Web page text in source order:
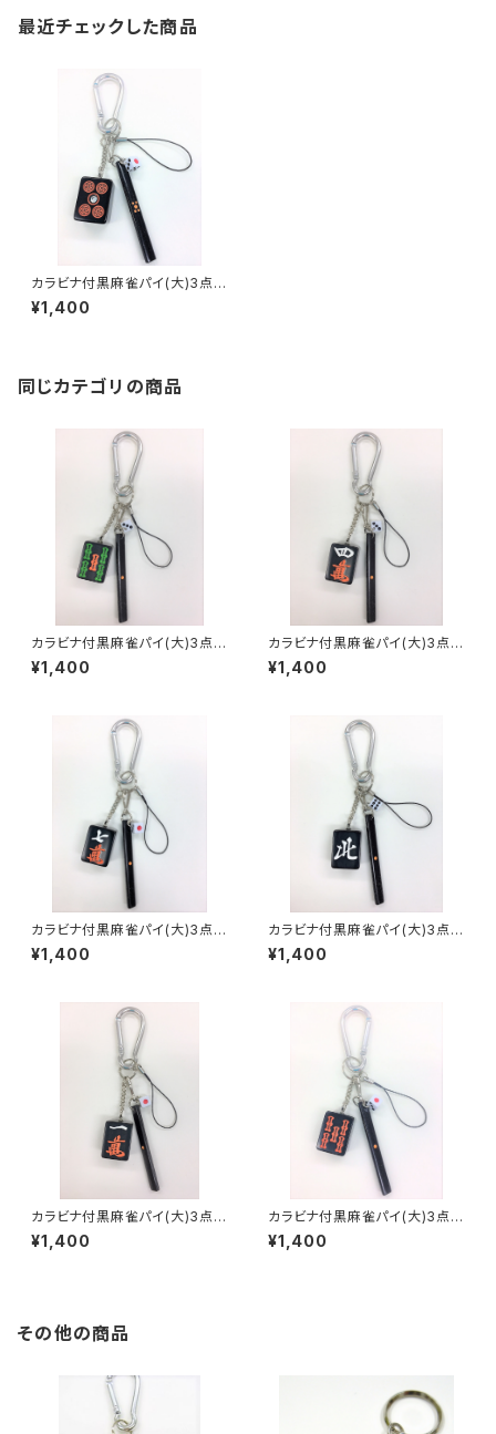
最近チェックした商品
カラビナ付黒麻雀パイ(大)3点セ
ット キーホルダー【赤ウーピン】
¥1,400
同じカテゴリの商品
カラビナ付黒麻雀パイ(大)3点セ
ット キーホルダー【ウーソー】
¥1,400
カラビナ付黒麻雀パイ(大)3点セ
ット キーホルダー【スーマン】
¥1,400
カラビナ付黒麻雀パイ(大)3点セ
ット キーホルダー【チーマン】
¥1,400
カラビナ付黒麻雀パイ(大)3点セ
ット キーホルダー【北】
¥1,400
カラビナ付黒麻雀パイ(大)3点セ
ット キーホルダー【イーマン】
¥1,400
カラビナ付黒麻雀パイ(大)3点セ
ット キーホルダー【赤ウーソー】
¥1,400
その他の商品